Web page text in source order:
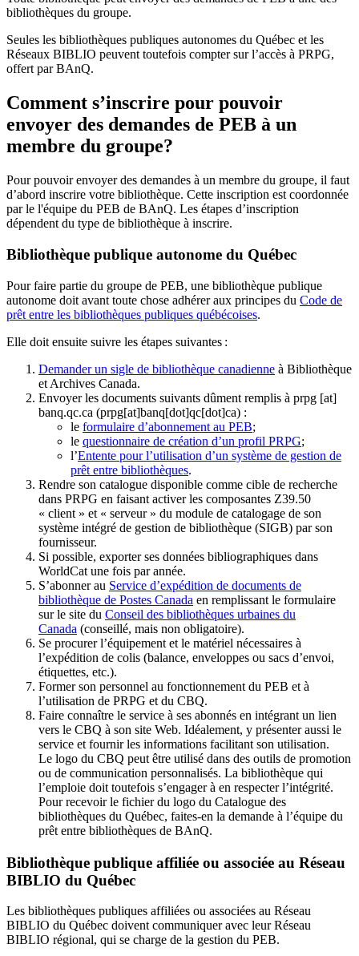
bibliothèques du groupe.
Seules les bibliothèques publiques autonomes du Québec et les
Réseaux BIBLIO peuvent toutefois compter sur l’accès à PRPG,
offert par BAnQ.
Comment s’inscrire pour pouvoir
envoyer des demandes de PEB à un
membre du groupe?
Pour pouvoir envoyer des demandes à un membre du groupe, il faut
d’abord inscrire votre bibliothèque. Cette inscription est coordonnée
par le l'équipe du PEB de BAnQ. Les étapes d’inscription
dépendent du type de bibliothèque à inscrire.
Bibliothèque publique autonome du Québec
Pour faire partie du groupe de PEB, une bibliothèque publique
autonome doit avant toute chose adhérer aux principes du Code de
prêt entre les bibliothèques publiques québécoises.
Elle doit ensuite suivre les étapes suivantes :
Demander un sigle de bibliothèque canadienne à Bibliothèque
et Archives Canada.
Envoyer les documents suivants dûment remplis à prpg [at]
banq.qc.ca (prpg[at]banq[dot]qc[dot]ca) :
le formulaire d’abonnement au PEB;
le questionnaire de création d’un profil PRPG;
l’Entente pour l’utilisation d’un système de gestion de
prêt entre bibliothèques.
Rendre son catalogue disponible comme cible de recherche
dans PRPG en faisant activer les composantes Z39.50
« client » et « serveur » du module de catalogage de son
système intégré de gestion de bibliothèque (SIGB) par son
fournisseur.
Si possible, exporter ses données bibliographiques dans
WorldCat une fois par année.
S’abonner au Service d’expédition de documents de
bibliothèque de Postes Canada en remplissant le formulaire
sur le site du Conseil des bibliothèques urbaines du
Canada (conseillé, mais non obligatoire).
Se procurer l’équipement et le matériel nécessaires à
l’expédition de colis (balance, enveloppes ou sacs d’envoi,
étiquettes, etc.).
Former son personnel au fonctionnement du PEB et à
l’utilisation de PRPG et du CBQ.
Faire connaître le service à ses abonnés en intégrant un lien
vers le CBQ à son site Web. Idéalement, y présenter aussi le
service et fournir les informations facilitant son utilisation.
Le logo du CBQ peut être utilisé dans des outils de promotion
ou de communication personnalisés. La bibliothèque qui
l’emploie doit toutefois s’engager à en respecter l’intégrité.
Pour recevoir le fichier du logo du Catalogue des
bibliothèques du Québec, faites-en la demande à l’équipe du
prêt entre bibliothèques de BAnQ.
Bibliothèque publique affiliée ou associée au Réseau
BIBLIO du Québec
Les bibliothèques publiques affiliées ou associées au Réseau
BIBLIO du Québec doivent communiquer avec leur Réseau
BIBLIO régional, qui se charge de la gestion du PEB.